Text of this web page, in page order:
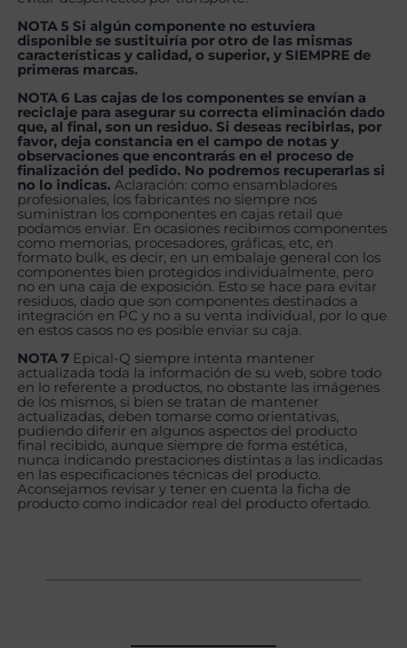
NOTA 5 Si algún componente no estuviera
disponible se sustituiría por otro de las mismas
características y calidad, o superior, y SIEMPRE de
primeras marcas.
NOTA 6 Las cajas de los componentes se envían a
reciclaje para asegurar su correcta eliminación dado
que, al final, son un residuo. Si deseas recibirlas, por
favor, deja constancia en el campo de notas y
observaciones que encontrarás en el proceso de
finalización del pedido. No podremos recuperarlas si
no lo indicas. Aclaración: como ensambladores
profesionales, los fabricantes no siempre nos
suministran los componentes en cajas retail que
podamos enviar. En ocasiones recibimos componentes
como memorias, procesadores, gráficas, etc, en
formato bulk, es decir, en un embalaje general con los
componentes bien protegidos individualmente, pero
no en una caja de exposición. Esto se hace para evitar
residuos, dado que son componentes destinados a
integración en PC y no a su venta individual, por lo que
en estos casos no es posible enviar su caja.
NOTA 7 Epical-Q siempre intenta mantener
actualizada toda la información de su web, sobre todo
en lo referente a productos, no obstante las imágenes
de los mismos, si bien se tratan de mantener
actualizadas, deben tomarse como orientativas,
pudiendo diferir en algunos aspectos del producto
final recibido, aunque siempre de forma estética,
nunca indicando prestaciones distintas a las indicadas
en las especificaciones técnicas del producto.
Aconsejamos revisar y tener en cuenta la ficha de
producto como indicador real del producto ofertado.